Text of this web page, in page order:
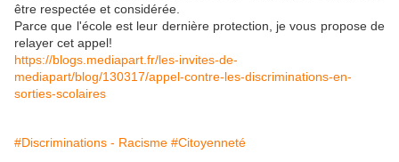
être respectée et considérée.
Parce que l'école est leur dernière protection, je vous propose de
relayer cet appel!
https://blogs.mediapart.fr/les-invites-de-
mediapart/blog/130317/appel-contre-les-discriminations-en-
sorties-scolaires
#Discriminations - Racisme #Citoyenneté